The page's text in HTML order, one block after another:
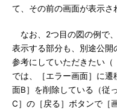
て、その前の画面が表示さ
なお、2つ目の図の例で
表示する部分も、別途公開
参考にしていただきたい（
では、［エラー画面］に
面B］を削除している（従
C］の［戻る］ボタンで［